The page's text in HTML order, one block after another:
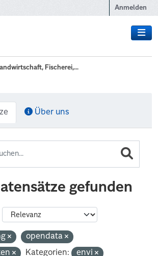
Anmelden
Fischerei,...
Über uns
gefunden
opendata
Kategorien:
envi